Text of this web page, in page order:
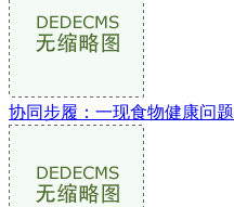
协同步履：一现食物健康问题